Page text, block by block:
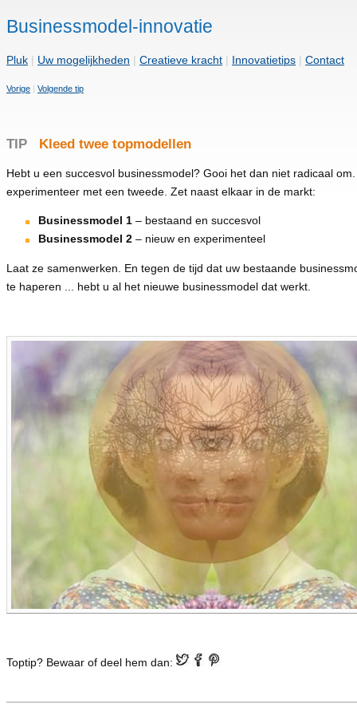
Businessmodel-innovatie
Pluk Uw mogelijkheden Creatieve kracht Innovatietips Contact
Vorige Volgende tip
TIP Kleed twee topmodellen
Hebt u een succesvol businessmodel? Gooi het dan niet radicaal
experimenteer met een tweede. Zet naast elkaar in de markt:
Businessmodel 1 – bestaand en succesvol
Businessmodel 2 – nieuw en experimenteel
Laat ze samenwerken. En tegen de tijd dat uw bestaande
te haperen ... hebt u al het nieuwe businessmodel dat werkt.
Toptip? Bewaar of deel hem dan: